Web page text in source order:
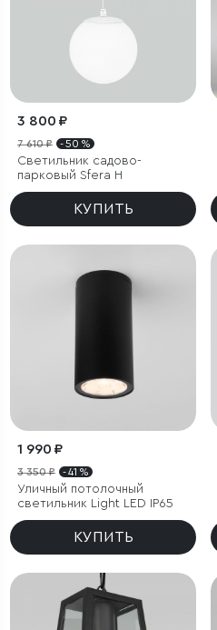
3 800 ₽
7 610 ₽ - 50 %
Светильник садово-
парковый Sfera H
КУПИТЬ
1 990 ₽
3 350 ₽ - 41 %
Уличный потолочный
светильник Light LED IP65
КУПИТЬ